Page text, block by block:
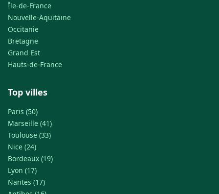
Île-de-France
Nouvelle-Aquitaine
Occitanie
Bretagne
Grand Est
Hauts-de-France
Top villes
Paris (50)
Marseille (41)
Toulouse (33)
Nice (24)
Bordeaux (19)
Lyon (17)
Nantes (17)